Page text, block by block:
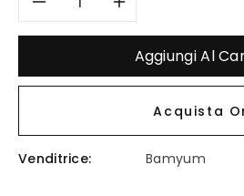
Diminuisci
quantità
per
Bamyum
Aumenta
quantità
per
Bamyum
Kreis
Aggiungi Al
Acquista
Venditrice: Bamyum